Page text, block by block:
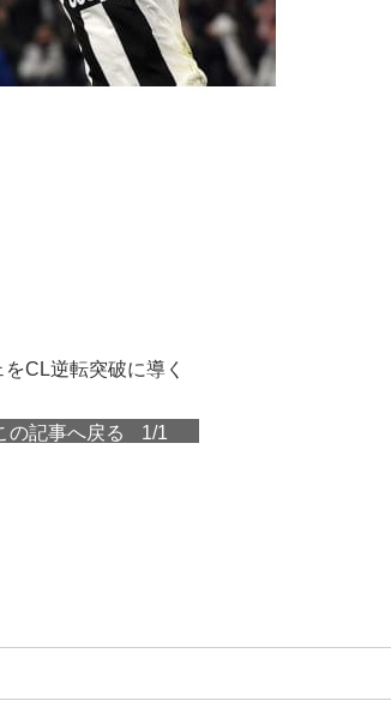
CL逆転突破に導く
の記事へ戻る 1/1